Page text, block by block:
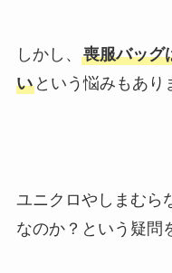
しかし、 喪服バッグ
いという悩みもあり
ユニクロやしまむら
なのか？という疑問